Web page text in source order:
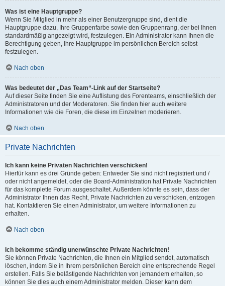
Was ist eine Hauptgruppe?
Wenn Sie Mitglied in mehr als einer Benutzergruppe sind, dient die
Hauptgruppe dazu, Ihre Gruppenfarbe sowie den Gruppenrang, der bei Ihnen
standardmäßig angezeigt wird, festzulegen. Ein Administrator kann Ihnen die
Berechtigung geben, Ihre Hauptgruppe im persönlichen Bereich selbst
festzulegen.
Nach oben
Was bedeutet der „Das Team“-Link auf der Startseite?
Auf dieser Seite finden Sie eine Auflistung des Forenteams, einschließlich der
Administratoren und der Moderatoren. Sie finden hier auch weitere
Informationen wie die Foren, die diese im Einzelnen moderieren.
Nach oben
Private Nachrichten
Ich kann keine Privaten Nachrichten verschicken!
Hierfür kann es drei Gründe geben: Entweder Sie sind nicht registriert und /
oder nicht angemeldet, oder die Board-Administration hat Private Nachrichten
für das komplette Forum ausgeschaltet. Außerdem könnte es sein, dass der
Administrator Ihnen das Recht, Private Nachrichten zu verschicken, entzogen
hat. Kontaktieren Sie einen Administrator, um weitere Informationen zu
erhalten.
Nach oben
Ich bekomme ständig unerwünschte Private Nachrichten!
Sie können Private Nachrichten, die Ihnen ein Mitglied sendet, automatisch
löschen, indem Sie in Ihrem persönlichen Bereich eine entsprechende Regel
erstellen. Falls Sie belästigende Nachrichten von jemandem erhalten, so
können Sie dies auch einem Administrator melden. Dieser kann dem